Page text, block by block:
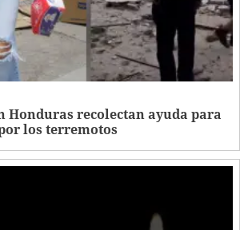
Honduras recolectan ayuda para
los terremotos